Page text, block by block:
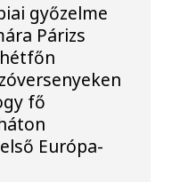
győzelme
Párizs
fő
Európa-